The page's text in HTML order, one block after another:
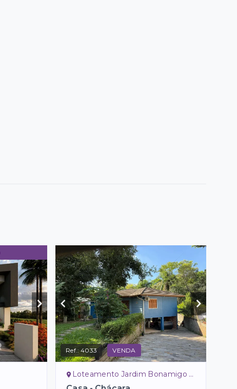
Ref.:4033 VENDA
Loteamento Jardim Bonamigo - Dois Irmãos/RS